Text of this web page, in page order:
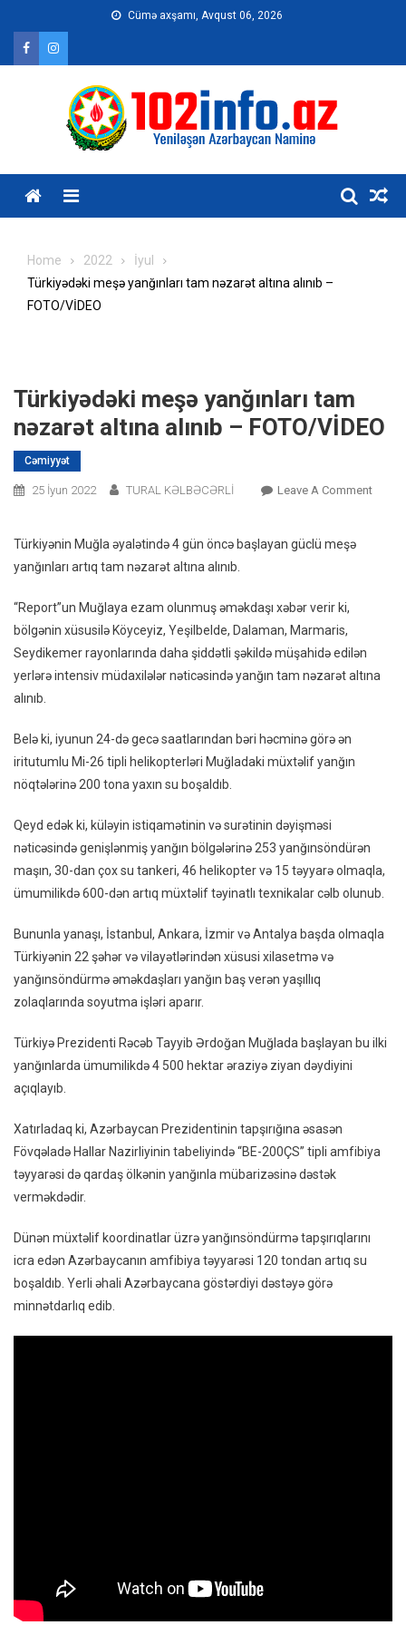
content
Cümə axşamı, Avqust 06, 2026
Home 2022
İyul
Türkiyədəki meşə yanğınları tam nəzarət altına alınıb –
FOTO/VİDEO
Türkiyədəki meşə yanğınları tam
nəzarət altına alınıb – FOTO/VİDEO
Cəmiyyət
25 İyun 2022 TURAL KƏLBƏCƏRLİ Leave A CommentOn
Türkiyənin Muğla əyalətində 4 gün öncə başlayan güclü meşə
yanğınları artıq tam nəzarət altına alınıb.
“Report”un Muğlaya ezam olunmuş əməkdaşı xəbər verir ki,
bölgənin xüsusilə Köyceyiz, Yeşilbelde, Dalaman, Marmaris,
Seydikemer rayonlarında daha şiddətli şəkildə müşahidə edilən
yerlərə intensiv müdaxilələr nəticəsində yanğın tam nəzarət altına
alınıb.
Belə ki, iyunun 24-də gecə saatlarından bəri həcminə görə ən
iritutumlu Mi-26 tipli helikopterləri Muğladaki müxtəlif yanğın
nöqtələrinə 200 tona yaxın su boşaldıb.
Qeyd edək ki, küləyin istiqamətinin və surətinin dəyişməsi
nəticəsində genişlənmiş yanğın bölgələrinə 253 yanğınsöndürən
maşın, 30-dan çox su tankeri, 46 helikopter və 15 təyyarə olmaqla,
ümumilikdə 600-dən artıq müxtəlif təyinatlı texnikalar cəlb olunub.
Bununla yanaşı, İstanbul, Ankara, İzmir və Antalya başda olmaqla
Türkiyənin 22 şəhər və vilayətlərindən xüsusi xilasetmə və
yanğınsöndürmə əməkdaşları yanğın baş verən yaşıllıq
zolaqlarında soyutma işləri aparır.
Türkiyə Prezidenti Rəcəb Tayyib Ərdoğan Muğlada başlayan bu ilki
yanğınlarda ümumilikdə 4 500 hektar əraziyə ziyan dəydiyini
açıqlayıb.
Xatırladaq ki, Azərbaycan Prezidentinin tapşırığına əsasən
Fövqəladə Hallar Nazirliyinin tabeliyində “BE-200ÇS” tipli amfibiya
təyyarəsi də qardaş ölkənin yanğınla mübarizəsinə dəstək
verməkdədir.
Dünən müxtəlif koordinatlar üzrə yanğınsöndürmə tapşırıqlarını
icra edən Azərbaycanın amfibiya təyyarəsi 120 tondan artıq su
boşaldıb. Yerli əhali Azərbaycana göstərdiyi dəstəyə görə
minnətdarlıq edib.